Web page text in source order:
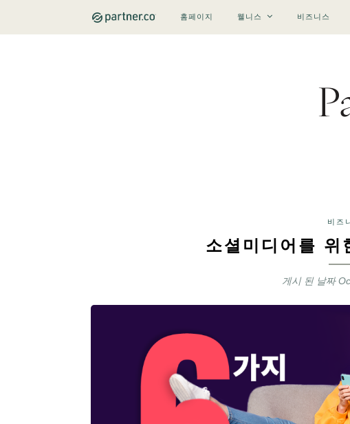
홈페이지 웰니스 비즈니스
비즈
소셜미디어를 위
게시 된 날짜